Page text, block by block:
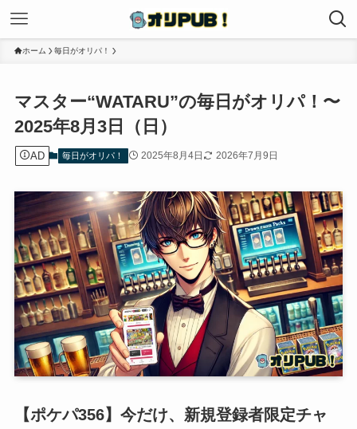
ホーム 毎日がオリパ！
マスター“WATARU”の毎日がオリパ！〜
2025年8月3日（日）
AD 毎日がオリパ！ 2025年8月4日 2026年7月9日
【ポケパ356】今だけ、新規登録者限定チャ